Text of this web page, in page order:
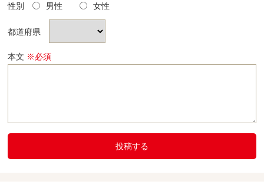
性別 男性 女性
都道府県
本文 ※必須
投稿する